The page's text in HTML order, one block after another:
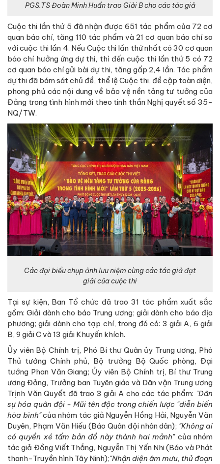
PGS.TS Đoàn Minh Huấn trao Giải B cho các tác giả
Cuộc thi lần thứ 5 đã nhận được 651 tác phẩm của 72 cơ
quan báo chí, tăng 110 tác phẩm và 21 cơ quan báo chí so
với cuộc thi lần 4. Nếu Cuộc thi lần thứ nhất có 30 cơ quan
báo chí hưởng ứng dự thi, thì đến cuộc thi lần thứ 5 có 72
cơ quan báo chí gửi bài dự thi, tăng gấp 2,4 lần. Tác phẩm
dự thi đã bám sát chủ đề, thể lệ Cuộc thi, đề cập toàn diện,
phong phú các nội dung về bảo vệ nền tảng tư tưởng của
Đảng trong tình hình mới theo tinh thần Nghị quyết số 35-
NQ/TW.
Các đại biểu chụp ảnh lưu niệm cùng các tác giả đạt
giải của cuộc thi
Tại sự kiện, Ban Tổ chức đã trao 31 tác phẩm xuất sắc
gồm: Giải dành cho báo Trung ương; giải dành cho báo địa
phương; giải dành cho tạp chí, trong đó có: 3 giải A, 6 giải
B, 9 giải C và 13 giải Khuyến khích.
Ủy viên Bộ Chính trị, Phó Bí thư Quân ủy Trung ương, Phó
Thủ tướng Chính phủ, Bộ trưởng Bộ Quốc phòng, Đại
tướng Phan Văn Giang; Ủy viên Bộ Chính trị, Bí thư Trung
ương Đảng, Trưởng ban Tuyên giáo và Dân vận Trung ương
Trịnh Văn Quyết đã trao 3 giải A cho các tác phẩm: "Dân
sự hóa quân đội - Mũi tên độc trong chiến lược "diễn biến
hòa bình"của nhóm tác giả Nguyễn Hồng Hải, Nguyễn Văn
Duyên, Phạm Văn Hiếu (Báo Quân đội nhân dân); "Không ai
có quyền xé tấm bản đồ này thành hai mảnh"của nhóm
tác giả Đồng Viết Thắng, Nguyễn Thị Yến Nhi (Báo và Phát
thanh-Truyền hình Tây Ninh);"Nhận diện âm mưu, thủ đoạn